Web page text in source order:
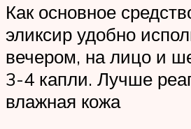
Как основное
эликсир удобно
вечером, на лицо и
3-4 капли. Лучше
влажная кожа